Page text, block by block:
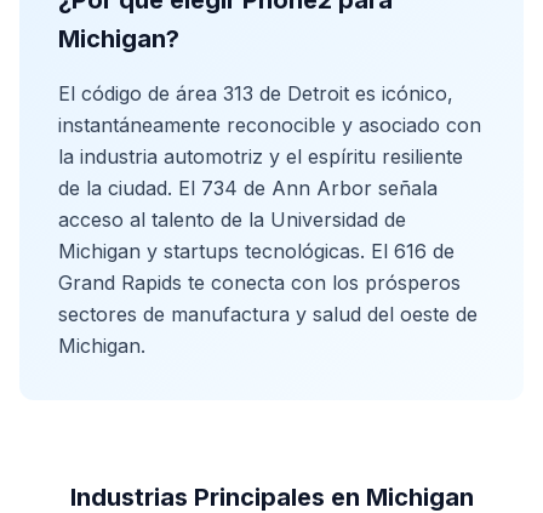
Michigan?
El código de área 313 de Detroit es icónico,
instantáneamente reconocible y asociado con
la industria automotriz y el espíritu resiliente
de la ciudad. El 734 de Ann Arbor señala
acceso al talento de la Universidad de
Michigan y startups tecnológicas. El 616 de
Grand Rapids te conecta con los prósperos
sectores de manufactura y salud del oeste de
Michigan.
Industrias Principales en Michigan